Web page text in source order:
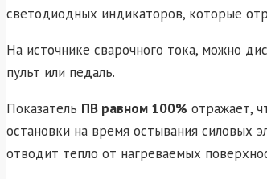
светодиодных индикаторов, которые
На источнике сварочного тока, можно
пульт или педаль.
Показатель ПВ равном 100% отражает,
остановки на время остывания силовых
отводит тепло от нагреваемых